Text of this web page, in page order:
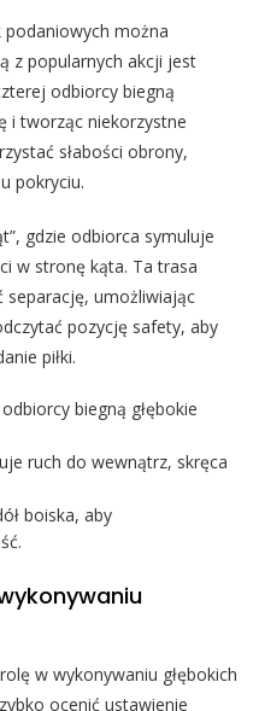
podaniowych można
z popularnych akcji jest
odbiorcy biegną
i tworząc niekorzystne
słabości obrony,
pokryciu.
gdzie odbiorca symuluje
w stronę kąta. Ta trasa
umożliwiając
pozycję safety, aby
piłki.
biegną głębokie
ruch do wewnątrz, skręca
boiska, aby
w wykonywaniu głębokich
ocenić ustawienie